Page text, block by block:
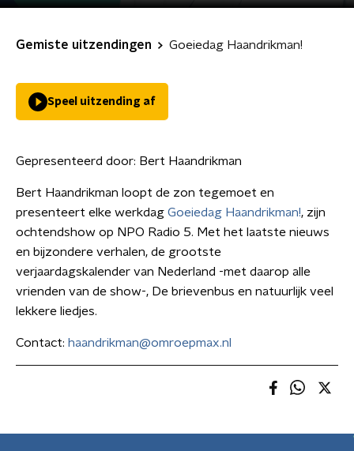
Gemiste uitzendingen Goeiedag Haandrikman!
Speel uitzending af
Gepresenteerd door: Bert Haandrikman
Bert Haandrikman loopt de zon tegemoet en
presenteert elke werkdag Goeiedag Haandrikman!, zijn
ochtendshow op NPO Radio 5. Met het laatste nieuws
en bijzondere verhalen, de grootste
verjaardagskalender van Nederland -met daarop alle
vrienden van de show-, De brievenbus en natuurlijk veel
lekkere liedjes.
Contact: haandrikman@omroepmax.nl